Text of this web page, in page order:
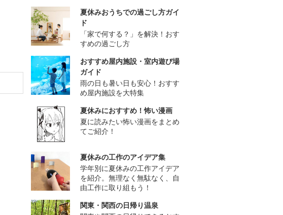
夏休みおうちでの過ごし方ガイ
ド
「家で何する？」を解決！おす
すめの過ごし方
おすすめ屋内施設・室内遊び場
ガイド
雨の日も暑い日も安心！おすす
め屋内施設を大特集
夏休みにおすすめ！怖い漫画
夏に読みたい怖い漫画をまとめ
てご紹介！
夏休みの工作のアイデア集
学年別に夏休みの工作アイデア
を紹介。無理なく無駄なく、自
由工作に取り組もう！
関東・関西の日帰り温泉